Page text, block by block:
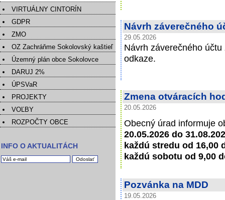
VIRTUÁLNY CINTORÍN
GDPR
ZMO
OZ Zachráňme Sokolovský kaštieľ
Územný plán obce Sokolovce
DARUJ 2%
ÚPSVaR
PROJEKTY
VOĽBY
ROZPOČTY OBCE
INFO O AKTUALITÁCH
Návrh záverečného
29.05.2026
Návrh záverečného
odkaze.
Zmena otváracích
20.05.2026
Obecný úrad informuje
20.05.2026 do
každú stredu od 16,00
každú sobotu od 9,00
Pozvánka na MDD
19.05.2026